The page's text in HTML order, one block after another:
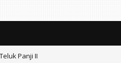
Bungkam.